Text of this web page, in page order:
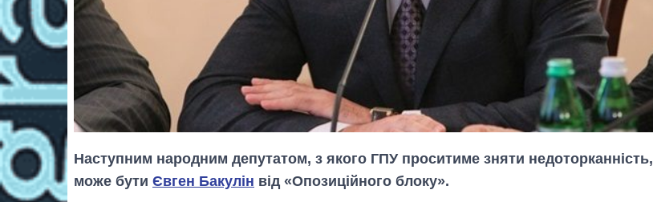
Наступним народним депутатом, з якого ГПУ проситиме зняти недоторканність,
може бути Євген Бакулін від «Опозиційного блоку».